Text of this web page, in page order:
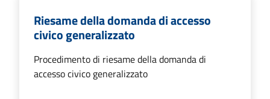
Riesame della domanda di accesso
civico generalizzato
Procedimento di riesame della domanda di
accesso civico generalizzato